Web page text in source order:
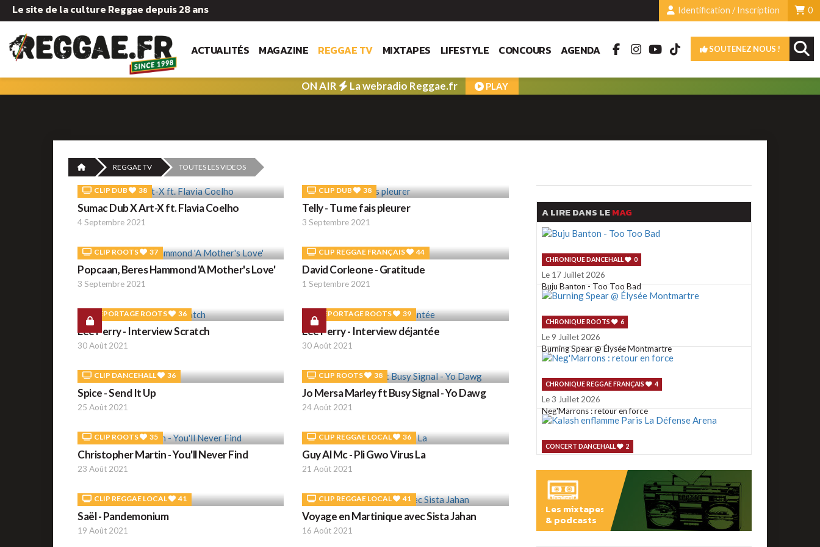
Le site de la culture Reggae depuis 28 ans 0
Identification / Inscription
ACTUALITÉS MAGAZINE REGGAE TV MIXTAPES LIFESTYLE CONCOURS AGENDA SOUTENEZ NOUS !
ON AIR La webradio Reggae.fr PLAY
REGGAE TV TOUTES LES VIDEOS
CLIP DUB 38
Sumac Dub X Art-X ft. Flavia Coelho
4 Septembre 2021
CLIP DUB 38
Telly - Tu me fais pleurer
3 Septembre 2021
CLIP ROOTS 37
Popcaan, Beres Hammond 'A Mother's Love'
3 Septembre 2021
CLIP REGGAE FRANÇAIS 44
David Corleone - Gratitude
1 Septembre 2021
REPORTAGE ROOTS 36
Lee Perry - Interview Scratch
30 Août 2021
REPORTAGE ROOTS 39
Lee Perry - Interview déjantée
30 Août 2021
CLIP DANCEHALL 36
Spice - Send It Up
25 Août 2021
CLIP ROOTS 38
Jo Mersa Marley ft Busy Signal - Yo Dawg
24 Août 2021
CLIP ROOTS 35
Christopher Martin - You'll Never Find
23 Août 2021
CLIP REGGAE LOCAL 36
Guy Al Mc - Pli Gwo Virus La
21 Août 2021
CLIP REGGAE LOCAL 41
Saël - Pandemonium
19 Août 2021
CLIP REGGAE LOCAL 41
Voyage en Martinique avec Sista Jahan
16 Août 2021
A LIRE DANS LEMAG
CHRONIQUE DANCEHALL 0
Le 17 Juillet 2026
Buju Banton - Too Too Bad
CHRONIQUE ROOTS 6
Le 9 Juillet 2026
Burning Spear @ Élysée Montmartre
CHRONIQUE REGGAE FRANÇAIS 4
Le 3 Juillet 2026
Neg'Marrons : retour en force
CONCERT DANCEHALL 2
Kalash enflamme Paris La Défense Arena
CONCERT ROOTS
Le 29 Juin 2026
Les mixtapes
& podcasts